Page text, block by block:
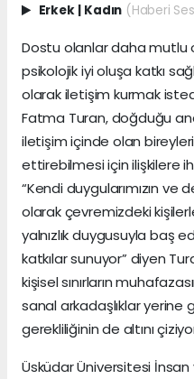
Erkek | Kadın (Haberi
Dostu olanlar daha mutlu
psikolojik iyi oluşa katkı
olarak iletişim kurmak
Fatma Turan, doğduğu
iletişim içinde olan
ettirebilmesi için ilişkilere
“Kendi duygularımızın ve
olarak çevremizdeki
yalnızlık duygusuyla baş
katkılar sunuyor” diyen
kişisel sınırların
sanal arkadaşlıklar yerine
gerekliliğinin de altını
Üsküdar Üniversitesi